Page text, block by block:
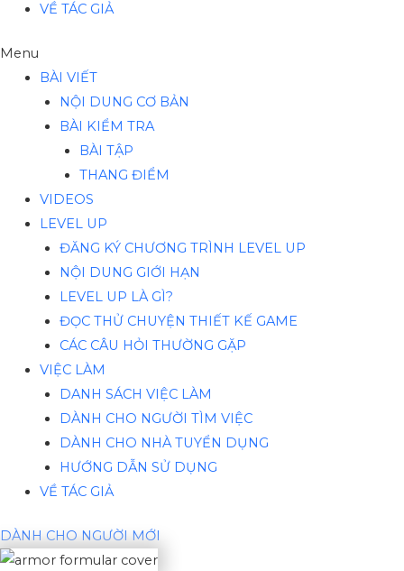
VỀ TÁC GIẢ
Menu
BÀI VIẾT
NỘI DUNG CƠ BẢN
BÀI KIỂM TRA
BÀI TẬP
THANG ĐIỂM
VIDEOS
LEVEL UP
ĐĂNG KÝ CHƯƠNG TRÌNH LEVEL UP
NỘI DUNG GIỚI HẠN
LEVEL UP LÀ GÌ?
ĐỌC THỬ CHUYỆN THIẾT KẾ GAME
CÁC CÂU HỎI THƯỜNG GẶP
VIỆC LÀM
DANH SÁCH VIỆC LÀM
DÀNH CHO NGƯỜI TÌM VIỆC
DÀNH CHO NHÀ TUYỂN DỤNG
HƯỚNG DẪN SỬ DỤNG
VỀ TÁC GIẢ
DÀNH CHO NGƯỜI MỚI